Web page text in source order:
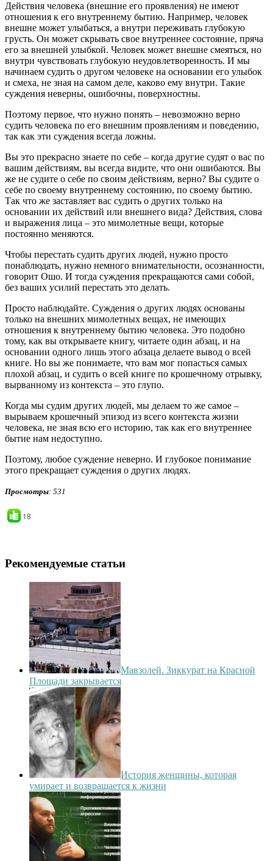
Действия человека (внешние его проявления) не имеют
отношения к его внутреннему бытию. Например, человек
внешне может улыбаться, а внутри переживать глубокую
грусть. Он может скрывать свое внутреннее состояние, пряча
его за внешней улыбкой. Человек может внешне смеяться, но
внутри чувствовать глубокую неудовлетворенность. И мы
начинаем судить о другом человеке на основании его улыбок
и смеха, не зная на самом деле, каково ему внутри. Такие
суждения неверны, ошибочны, поверхностны.
Поэтому первое, что нужно понять – невозможно верно
судить человека по его внешним проявлениям и поведению,
так как эти суждения всегда ложны.
Вы это прекрасно знаете по себе – когда другие судят о вас по
вашим действиям, вы всегда видите, что они ошибаются. Вы
же не судите о себе по своим действиям, верно? Вы судите о
себе по своему внутреннему состоянию, по своему бытию.
Так что же заставляет вас судить о других только на
основании их действий или внешнего вида? Действия, слова
и выражения лица – это мимолетные вещи, которые
постоянно меняются.
Чтобы перестать судить других людей, нужно просто
понаблюдать, нужно немного внимательности, осознанности,
говорит Ошо. И тогда суждения прекращаются сами собой,
без ваших усилий перестать это делать.
Просто наблюдайте. Суждения о других людях основаны
только на внешних мимолетных вещах, не имеющих
отношения к внутреннему бытию человека. Это подобно
тому, как вы открываете книгу, читаете один абзац, и на
основании одного лишь этого абзаца делаете вывод о всей
книге. Но вы же понимаете, что вам мог попасться самых
плохой абзац, и судить о всей книге по крошечному отрывку,
вырванному из контекста – это глупо.
Когда мы судим других людей, мы делаем то же самое –
вырываем крошечный эпизод из всего контекста жизни
человека, не зная всю его историю, так как его внутреннее
бытие нам недоступно.
Поэтому, любое суждение неверно. И глубокое понимание
этого прекращает суждения о других людях.
Просмотры: 531
18
Рекомендуемые статьи
Мавзолей. Зиккурат на Красной
Площади закрывается
История женщины, которая
умирает и возвращается к жизни